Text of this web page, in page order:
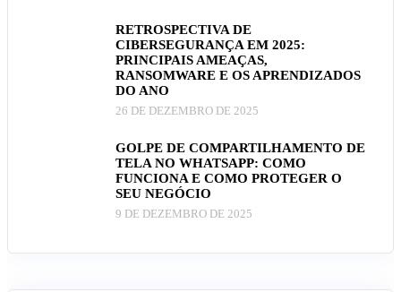
RETROSPECTIVA DE
CIBERSEGURANÇA EM 2025:
PRINCIPAIS AMEAÇAS,
RANSOMWARE E OS APRENDIZADOS
DO ANO
26 DE DEZEMBRO DE 2025
GOLPE DE COMPARTILHAMENTO DE
TELA NO WHATSAPP: COMO
FUNCIONA E COMO PROTEGER O
SEU NEGÓCIO
9 DE DEZEMBRO DE 2025